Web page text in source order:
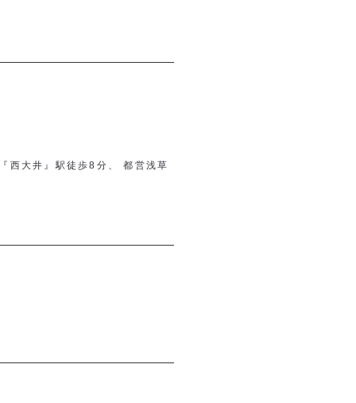
西大井』駅徒歩8分、 都営浅草